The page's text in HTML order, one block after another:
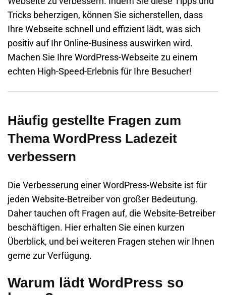
Tricks beherzigen, können Sie sicherstellen, dass
Ihre Webseite schnell und effizient lädt, was sich
positiv auf Ihr Online-Business auswirken wird.
Machen Sie Ihre WordPress-Webseite zu einem
echten High-Speed-Erlebnis für Ihre Besucher!
Häufig gestellte Fragen zum
Thema WordPress Ladezeit
verbessern
Die Verbesserung einer WordPress-Website ist für
jeden Website-Betreiber von großer Bedeutung.
Daher tauchen oft Fragen auf, die Website-Betreiber
beschäftigen. Hier erhalten Sie einen kurzen
Überblick, und bei weiteren Fragen stehen wir Ihnen
gerne zur Verfügung.
Warum lädt WordPress so